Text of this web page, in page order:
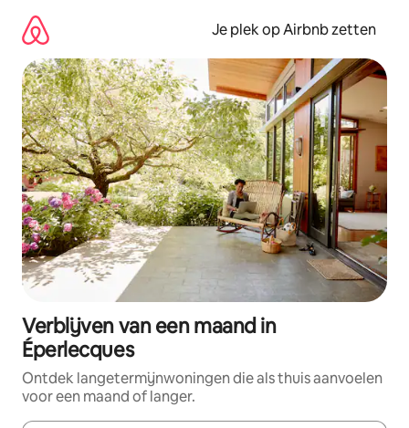
direct
naar
inhoud
Je plek op Airbnb zetten
Verblijven van een maand in
Éperlecques
Ontdek langetermijnwoningen die als thuis aanvoelen
voor een maand of langer.